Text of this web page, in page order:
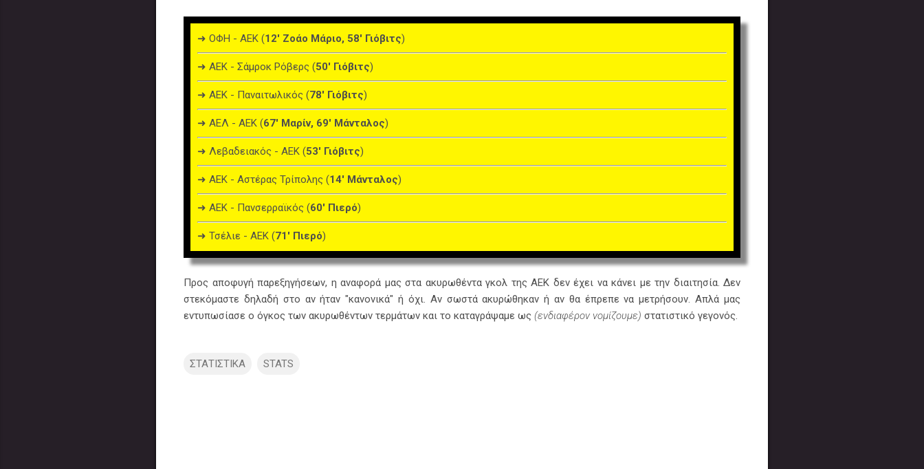
➜ ΟΦΗ - ΑΕΚ (12' Ζοάο Μάριο, 58' Γιόβιτς)
➜ ΑΕΚ - Σάμροκ Ρόβερς (50' Γιόβιτς)
➜ ΑΕΚ - Παναιτωλικός (78' Γιόβιτς)
➜ ΑΕΛ - ΑΕΚ (67' Μαρίν, 69' Μάνταλος)
➜ Λεβαδειακός - ΑΕΚ (53' Γιόβιτς)
➜ ΑΕΚ - Αστέρας Τρίπολης (14' Μάνταλος)
➜ ΑΕΚ - Πανσερραϊκός (60' Πιερό)
➜ Τσέλιε - ΑΕΚ (71' Πιερό)
Προς αποφυγή παρεξηγήσεων, η αναφορά μας στα ακυρωθέντα γκολ της ΑΕΚ δεν έχει να κάνει με την διαιτησία. Δεν
στεκόμαστε δηλαδή στο αν ήταν "κανονικά" ή όχι. Αν σωστά ακυρώθηκαν ή αν θα έπρεπε να μετρήσουν. Απλά μας
εντυπωσίασε ο όγκος των ακυρωθέντων τερμάτων και το καταγράψαμε ως (ενδιαφέρον νομίζουμε) στατιστικό γεγονός.
ΣΤΑΤΙΣΤΙΚΑ STATS